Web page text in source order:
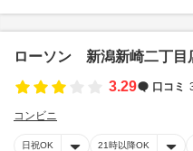
ローソン 新潟新崎二丁目
3.29
口コミ
コンビニ
日祝OK 21時以降OK